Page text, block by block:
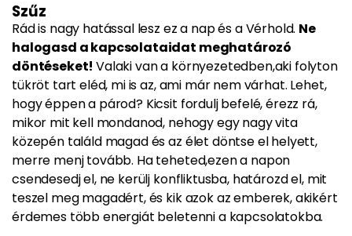
Szűz
Rád is nagy hatással lesz ez a nap és a Vérhold. Ne
halogasd a kapcsolataidat meghatározó
döntéseket!Valaki van a környezetedben,aki folyton
tükröt tart eléd, mi is az, ami már nem várhat. Lehet,
hogy éppen a párod? Kicsit fordulj befelé, érezz rá,
mikor mit kell mondanod, nehogy egy nagy vita
közepén találd magad és az élet döntse el helyett,
merre menj tovább. Ha teheted,ezen a napon
csendesedj el, ne kerülj konfliktusba, határozd el, mit
teszel meg magadért, és kik azok az emberek, akikért
érdemes több energiát beletenni a kapcsolatokba.